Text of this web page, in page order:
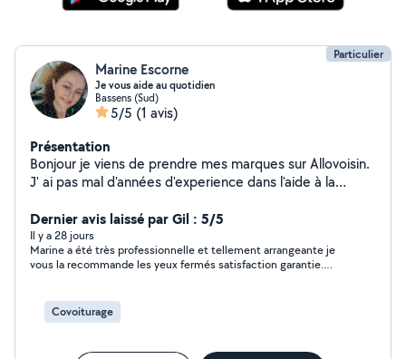
Particulier
Marine Escorne
Je vous aide au quotidien
Bassens (Sud)
5/5 (1 avis)
Présentation
Bonjour je viens de prendre mes marques sur Allovoisin.
J' ai pas mal d'années d'experience dans l'aide à la
avec les enfants.organisée et ponctuelle je serai ravi de
travailler avec vous tres prochainement. Merci de votre
attention
Dernier avis laissé par Gil : 5/5
Il y a 28 jours
Marine a été très professionnelle et tellement arrangeante je
vous la recommande les yeux fermés satisfaction garantie.
Covoiturage